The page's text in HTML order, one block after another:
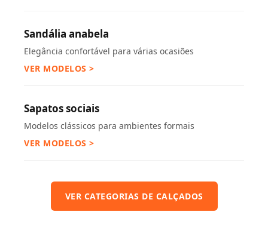
Sandália anabela
Elegância confortável para várias ocasiões
VER MODELOS >
Sapatos sociais
Modelos clássicos para ambientes formais
VER MODELOS >
VER CATEGORIAS DE CALÇADOS